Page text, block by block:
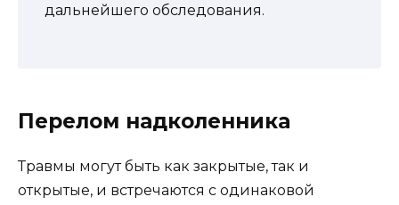
дальнейшего обследования.
Перелом надколенника
Травмы могут быть как закрытые, так и
открытые, и встречаются с одинаковой